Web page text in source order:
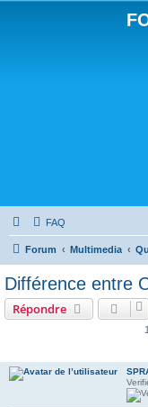
FAQ
Forum Multimedia
Différence entre
Répondre